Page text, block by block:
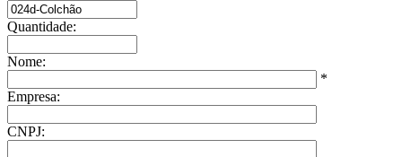
Quantidade:
Nome:
*
Empresa:
CNPJ: